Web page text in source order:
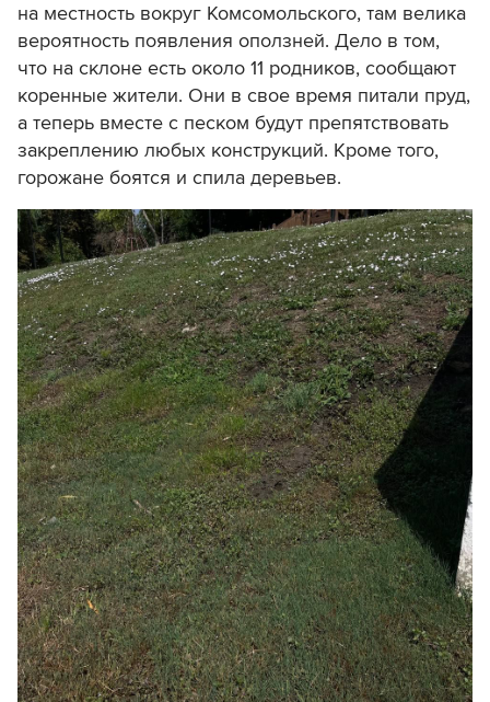
на местность вокруг Комсомольского, там велика
вероятность появления оползней. Дело в том,
что на склоне есть около 11 родников, сообщают
коренные жители. Они в свое время питали пруд,
а теперь вместе с песком будут препятствовать
закреплению любых конструкций. Кроме того,
горожане боятся и спила деревьев.